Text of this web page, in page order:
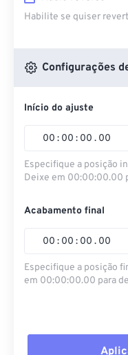
Habilite se quiser
Configurações
Início do ajuste
00 : 00 : 00 . 00
Especifique a posição
Deixe em 00:00:00.00
Acabamento final
00 : 00 : 00 . 00
Especifique a posição
em 00:00:00.00 para